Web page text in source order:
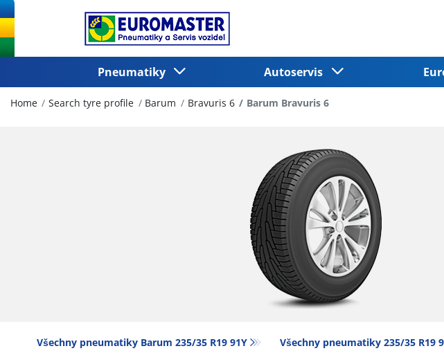
Pneumatiky Autoservis
Home Search tyre profile Barum Bravuris 6 Barum Bravuris 6
Všechny pneumatiky Barum 235/35 R19 91Y Všechny pneumatiky‎ 235/35 R19